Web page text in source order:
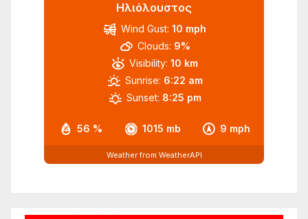
Ηλιόλουστος
56 % 1015 mb 9 mph
Wind Gust: 10 mph
Clouds: 9%
Visibility: 10 km
Sunrise: 6:22 am
Sunset: 8:25 pm
Weather from WeatherAPI